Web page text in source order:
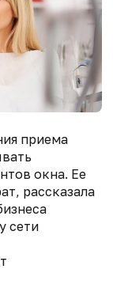
приема
окна. Ее
рассказала
сети